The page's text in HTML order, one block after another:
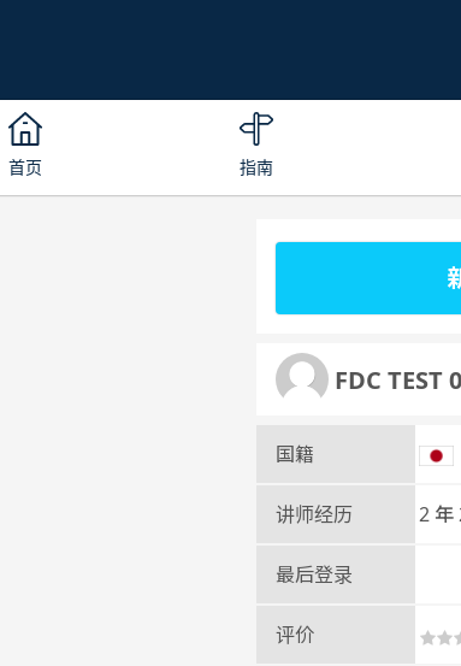
首页 指南
FDC TEST
国籍
讲师经历 2 年
最后登录
评价